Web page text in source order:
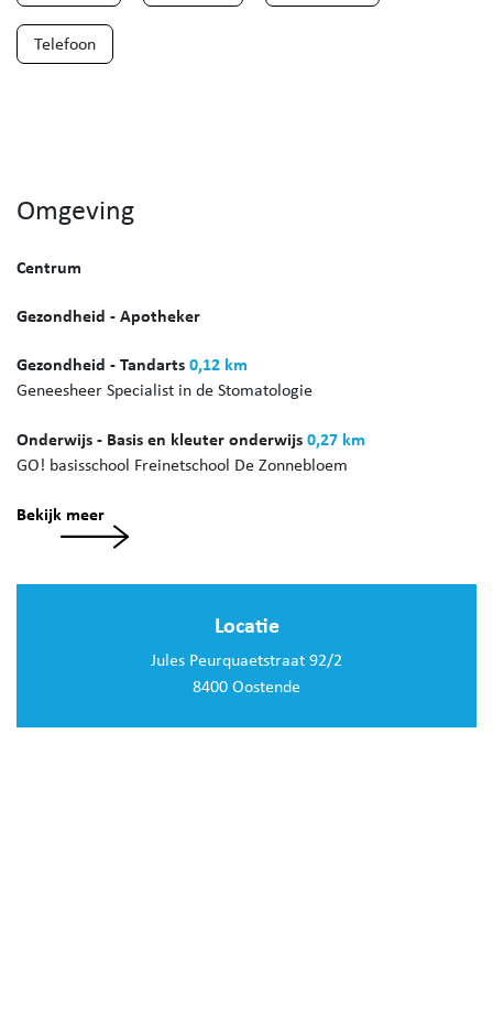
Telefoon
Omgeving
Centrum
Gezondheid - Apotheker
Gezondheid - Tandarts0,12 km
Geneesheer Specialist in de Stomatologie
Onderwijs - Basis en kleuter onderwijs0,27 km
GO! basisschool Freinetschool De Zonnebloem
Bekijk meer
Locatie
Jules Peurquaetstraat 92/2
8400 Oostende